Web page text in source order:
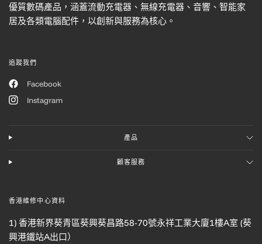
優質數碼產品，涵蓋流動充電器、無線充電器、音響、智能家
居及各類電腦配件，以創新與服務為核心。
追蹤我們
Facebook
Instagram
產品
顧客服務
香港維修中心資料
1) 香港新界葵青區葵興葵昌路58-70號永祥工業大廈1樓A室 (葵
興港鐵站A出口）